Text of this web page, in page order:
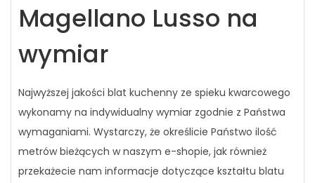
Magellano Lusso na
wymiar
Najwyższej jakości blat kuchenny ze spieku kwarcowego
wykonamy na indywidualny wymiar zgodnie z Państwa
wymaganiami. Wystarczy, że określicie Państwo ilość
metrów bieżących w naszym e-shopie, jak również
przekażecie nam informacje dotyczące kształtu blatu